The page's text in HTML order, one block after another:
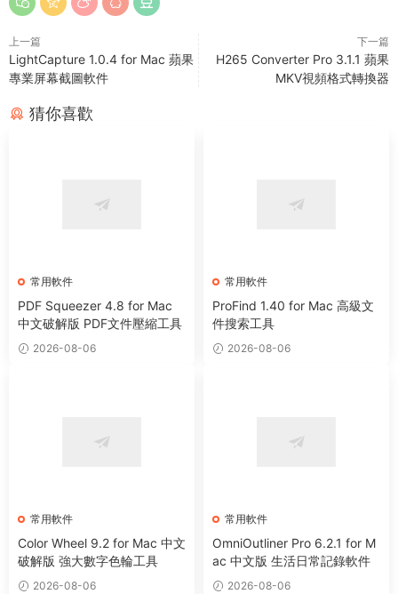
上一篇
LightCapture 1.0.4 for Mac 蘋果
專業屏幕截圖軟件
下一篇
H265 Converter Pro 3.1.1 蘋果
MKV視頻格式轉換器
猜你喜歡
常用軟件
PDF Squeezer 4.8 for Mac
中文破解版 PDF文件壓縮工具
2026-08-06
常用軟件
ProFind 1.40 for Mac 高級文
件搜索工具
2026-08-06
常用軟件
Color Wheel 9.2 for Mac 中文
破解版 強大數字色輪工具
2026-08-06
常用軟件
OmniOutliner Pro 6.2.1 for M
ac 中文版 生活日常記錄軟件
2026-08-06